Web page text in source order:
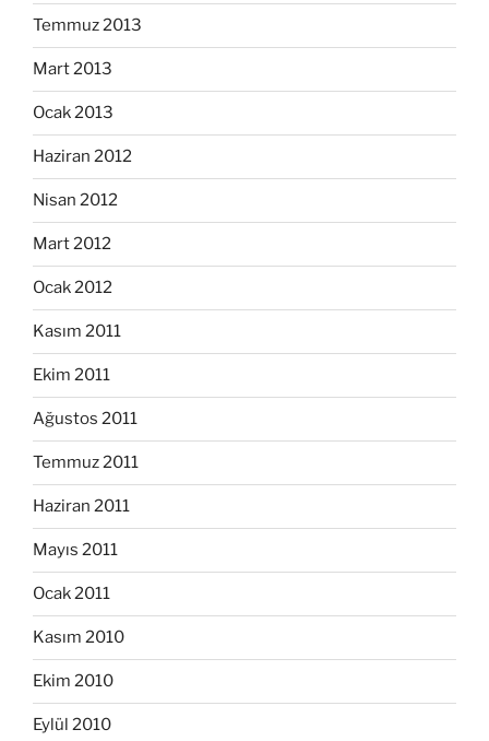
Temmuz 2013
Mart 2013
Ocak 2013
Haziran 2012
Nisan 2012
Mart 2012
Ocak 2012
Kasım 2011
Ekim 2011
Ağustos 2011
Temmuz 2011
Haziran 2011
Mayıs 2011
Ocak 2011
Kasım 2010
Ekim 2010
Eylül 2010